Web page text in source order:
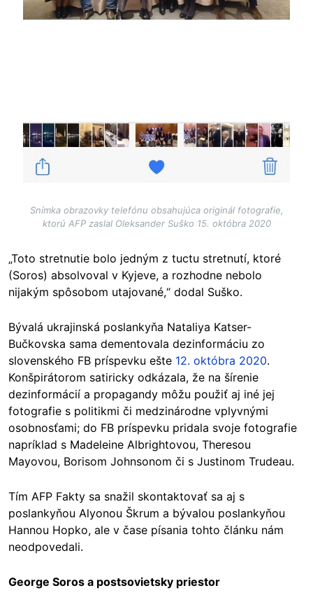
Snímka obrazovky telefónu obsahujúca originál fotografie,
ktorú AFP zaslal Oleksander Suško 15. októbra 2020
„Toto stretnutie bolo jedným z tuctu stretnutí, ktoré
(Soros) absolvoval v Kyjeve, a rozhodne nebolo
nijakým spôsobom utajované,“ dodal Suško.
Bývalá ukrajinská poslankyňa Nataliya Katser-
Bučkovska sama dementovala dezinformáciu zo
slovenského FB príspevku ešte 12. októbra 2020.
Konšpirátorom satiricky odkázala, že na šírenie
dezinformácií a propagandy môžu použiť aj iné jej
fotografie s politikmi či medzinárodne vplyvnými
osobnosťami; do FB príspevku pridala svoje fotografie
napríklad s Madeleine Albrightovou, Theresou
Mayovou, Borisom Johnsonom či s Justinom Trudeau.
Tím AFP Fakty sa snažil skontaktovať sa aj s
poslankyňou Alyonou Škrum a bývalou poslankyňou
Hannou Hopko, ale v čase písania tohto článku nám
neodpovedali.
George Soros a postsovietsky priestor